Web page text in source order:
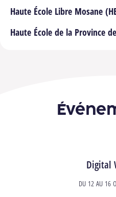
Haute École Libre Mosane
Haute École de la Province
Digital
DU 12AU 16